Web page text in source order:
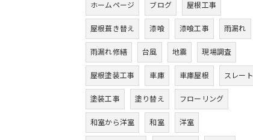
ホームページ ブログ 屋根工事
屋根葺き替え 漆喰 漆喰工事 雨漏れ
雨漏れ修繕 台風 地震 現場調査
屋根塗装工事 車庫 車庫屋根 スレート
塗装工事 塗り替え フローリング
和室から洋室 和室 洋室